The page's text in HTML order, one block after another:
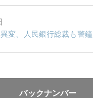
変、人民銀行総裁も警鐘
バックナンバー